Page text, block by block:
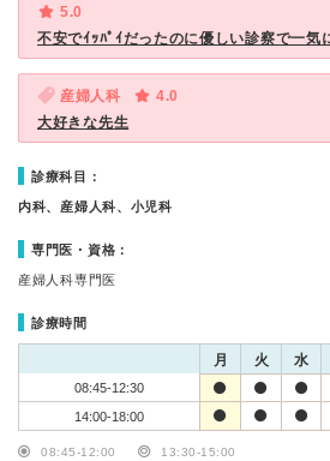
5.0
不安でｲｯﾊﾟｲだったのに優しい診察で一気
産婦人科
4.0
大好きな先生
診療科目：
内科、産婦人科、小児科
専門医・資格：
産婦人科専門医
診療時間
月 火 水
08:45-12:30
14:00-18:00
08:45-12:00 13:30-15:00